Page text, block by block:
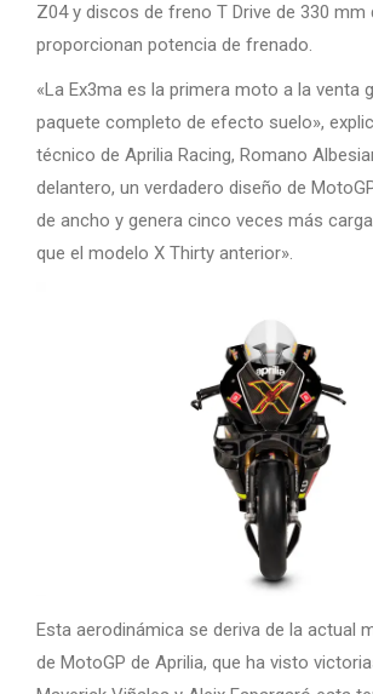
Z04 y discos de freno T Drive de 330 mm
proporcionan potencia de frenado.
«La Ex3ma es la primera moto a la venta
paquete completo de efecto suelo»,
técnico de Aprilia Racing, Romano
delantero, un verdadero diseño de
de ancho y genera cinco veces más
que el modelo X Thirty anterior».
Esta aerodinámica se deriva de la actual
de MotoGP de Aprilia, que ha visto